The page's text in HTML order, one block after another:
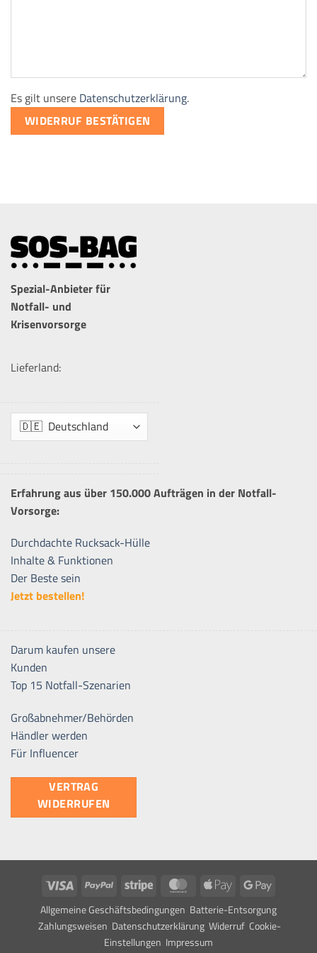
Es gilt unsere Datenschutzerklärung.
WIDERRUF BESTÄTIGEN
Spezial-Anbieter für
Notfall- und
Krisenvorsorge
Lieferland:
Erfahrung aus über 150.000 Aufträgen in der Notfall-
Vorsorge:
Durchdachte Rucksack-Hülle
Inhalte & Funktionen
Der Beste sein
Jetzt bestellen!
Darum kaufen unsere
Kunden
Top 15 Notfall-Szenarien
Großabnehmer/Behörden
Händler werden
Für Influencer
VERTRAG
WIDERRUFEN
Visa PayPal Stripe MasterCardApple
Google
Allgemeine Geschäftsbedingungen Batterie-Entsorgung
Zahlungsweisen Datenschutzerklärung Widerruf Cookie-
Einstellungen Impressum